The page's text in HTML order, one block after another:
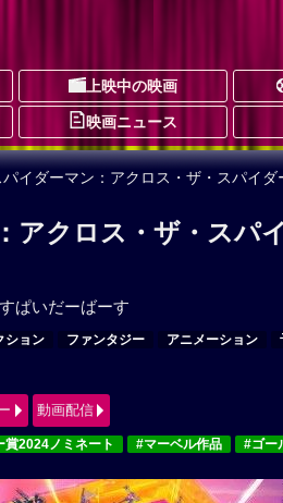
上映中の映画
映画ニュース
イダーマン：アクロス・ザ・スパイダ
アクロス・ザ・スパ
ぱいだーばーす
ション ファンタジー アニメーション
動画配信
賞2024ノミネート #マーベル作品 #ゴー